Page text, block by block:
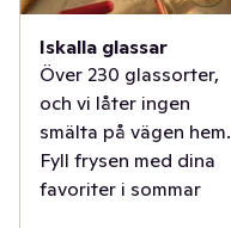
Iskalla glassar
Över 230 glassorter,
och vi låter ingen
smälta på vägen hem.
Fyll frysen med dina
favoriter i sommar